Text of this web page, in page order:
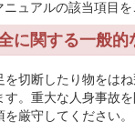
ュアルの該当項目を
に関する一般的
を切断したり物をは
す。重大な人身事故
厳守してください。
使用するリール式乗
事するプロのオペレ
造されています。こ
の刈り込みに使用す